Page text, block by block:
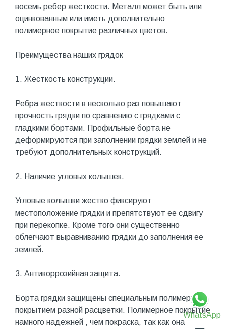
WhatsApp
восемь ребер жесткости. Металл может быть или
оцинкованным или иметь дополнительно
полимерное покрытие различных цветов.
Преимущества наших грядок
1. Жесткость конструкции.
Ребра жесткости в несколько раз повышают
прочность грядки по сравнению с грядками с
гладкими бортами. Профильные борта не
деформируются при заполнении грядки землей и не
требуют дополнительных конструкций.
2. Наличие угловых колышек.
Угловые колышки жестко фиксируют
местоположение грядки и препятствуют ее сдвигу
при перекопке. Кроме того они существенно
облегчают выравниванию грядки до заполнения ее
землей.
3. Антикоррозийная защита.
Борта грядки защищены специальным полимерным
покрытием разной расцветки. Полимерное покрытие
намного надежней , чем покраска, так как она